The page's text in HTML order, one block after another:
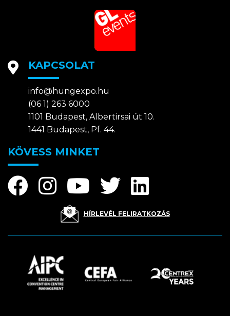
KAPCSOLAT
info@hungexpo.hu
(06 1) 263 6000
1101 Budapest, Albertirsai út 10.
1441 Budapest, Pf. 44.
KÖVESS MINKET
HÍRLEVÉL FELIRATKOZÁS